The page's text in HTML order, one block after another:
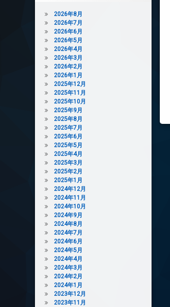
2026年8月
2026年7月
2026年6月
2026年5月
2026年4月
2026年3月
2026年2月
2026年1月
2025年12月
2025年11月
2025年10月
2025年9月
2025年8月
2025年7月
2025年6月
2025年5月
2025年4月
2025年3月
2025年2月
2025年1月
2024年12月
2024年11月
2024年10月
2024年9月
2024年8月
2024年7月
2024年6月
2024年5月
2024年4月
2024年3月
2024年2月
2024年1月
2023年12月
2023年11月